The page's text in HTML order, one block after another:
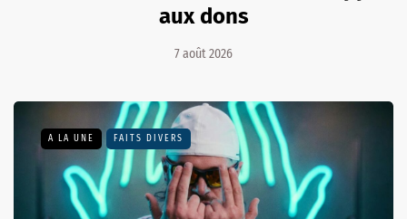
aux dons
7 août 2026
A LA UNE FAITS DIVERS